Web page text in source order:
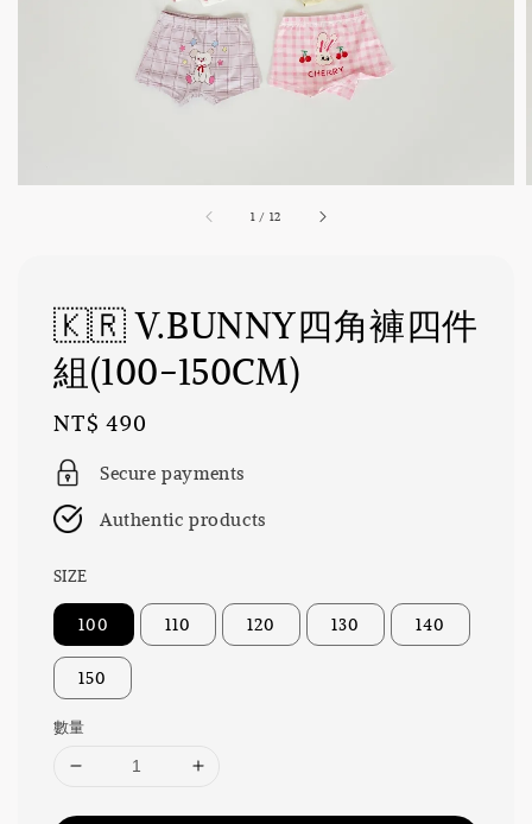
1 / 12
🇰🇷 V.BUNNY四角褲四件
組(100-150CM)
Regular
price
NT$ 490
Secure payments
Authentic products
SIZE
100 110 120 130 140
150
數量